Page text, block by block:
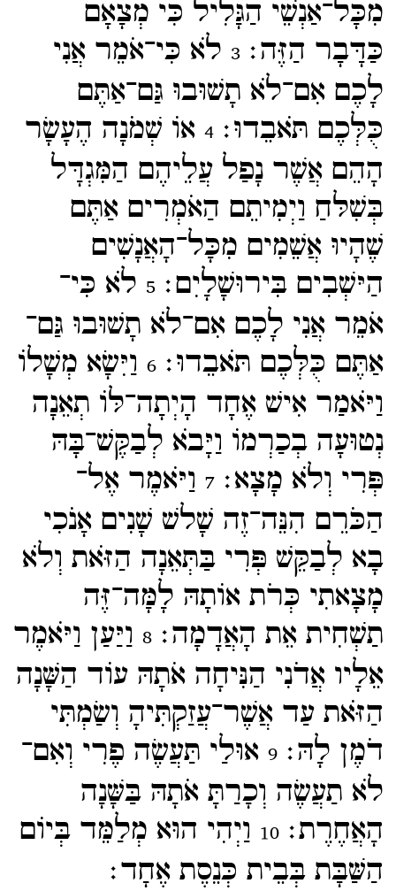
מִכָּל־​אַנְשֵׁי הַגָּלִיל כִּי מְצָאָם
כַּדָּבָר הַזֶּה׃3 לֹא כִּי־​אֹמֵר אֲנִי
לָכֶם אִם־​לֹא תָשׁוּבוּ גַּם־​אַתֶּם
כֻּלְּכֶם תֹּאבֵדוּ׃4 אוֹ שְׁמֹנָה הֶעָשָׂר
הָהֵם אֲשֶׁר נָפַל עֲלֵיהֶם הַמִּגְדָּל
בְּשִׁלּחַ וַיְמִיתֵם הַאֹמְרִים אַתֶּם
שֶׁהָיוּ אֲשֵׁמִים מִכָּל־​הָאֲנָשִׁים
הַיּשְׁבִים בִּירוּשָׁלָיִם׃5 לֹא כִּי־​
אֹמֵר אֲנִי לָכֶם אִם־​לֹא תָשׁוּבוּ גַּם־​
אַתֶּם כֻּלְּכֶם תֹּאבֵדוּ׃6 וַיִּשָׂא מְשָׁלוֹ
וַיֹּאמַר אִישׁ אֶחָד הָיְתָה־​לּוֹ תְאֵנָה
נְטוּעָה בְכַרְמוֹ וַיָּבֹא לְבַקֶּשׁ־​בָּהּ
פְּרִי וְלֹא מָצָא׃7 וַיֹּאמֶר אֶל־​
הַכֹּרֵם הִנֵּה־​זֶה שָׁלשׁ שָׁנִים אָנֹכִי
בָא לְבַקֵּשׁ פְּרִי בַּתְּאֵנָה הַזֹּאת וְלֹא
מָצָאתִי כְּרֹת אוֹתָהּ לָמָּה־​זֶּה
תַשְׁחִית אֵת הָאֲדָמָה׃8 וַיַּעַן וַיֹּאמֶר
אֵלָיו אֲדֹנִי הַנִּיחָה אֹתָהּ עוֹד הַשָּׁנָה
הַזֹּאת עַד אֲשֶׁר־​עֲזַקְתִּיהָ וְשַׂמְתִּי
דֹמֶן לָהּ׃9 אוּלַי תַּעֲשֶׂה פֶרִי וְאִם־​
לֹא תַעֲשֶׂה וְכָרַתָּ אֹתָהּ בַּשָּׁנָה
הָאֲחֶרֶת׃10 וַיְהִי הוּא מְלַמֵּד בְּיוֹם
הַשַּׁבָּת בְּבֵית כְּנֵסֶת אֶחָד׃